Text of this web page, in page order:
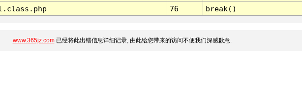
76 break()
www.365jz.com已经将此出错信息详细记录, 由此给您带来的访问不便我们深感歉意.